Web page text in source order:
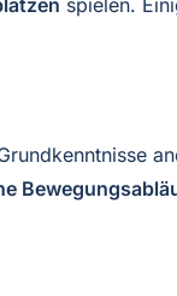
spielen.